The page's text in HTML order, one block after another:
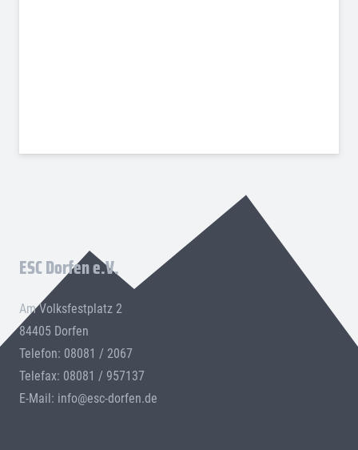
ESC Dorfen e.V.
Am Volksfestplatz 2
84405 Dorfen
Telefon: 08081 / 2067
Telefax: 08081 / 957137
E-Mail: info@esc-dorfen.de